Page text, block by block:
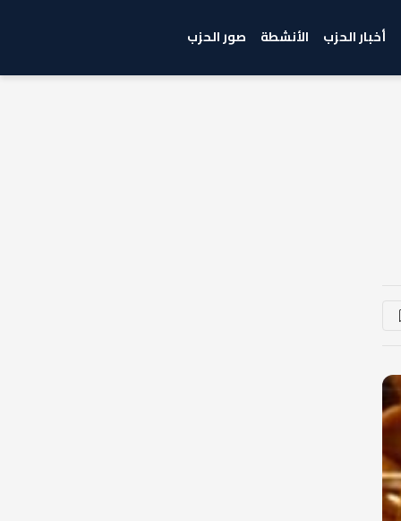
أخبار الحزب الأنشطة صور الحزب